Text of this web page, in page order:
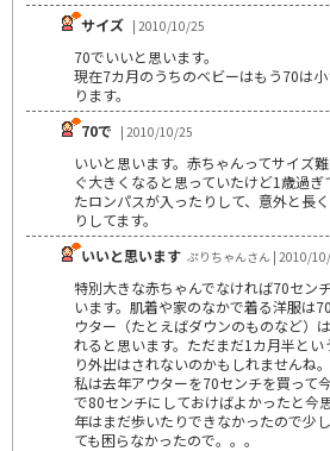
サイズ | 2010/10/25
70でいいと思います。
現在7カ月のうちのベビーはもう70は
ります。
70で | 2010/10/25
いいと思います。赤ちゃんってサイズ
ぐ大きくなると思っていたけど1歳過
たロンパスが入ったりして、意外と長
りしてます。
いいと思います ぷりちゃんさん | 2010/
特別大きな赤ちゃんでなければ70セン
います。肌着や家のなかで着る洋服は
ウター（たとえばダウンのものなど）
れると思います。ただまだ1カ月半と
り外出はされないのかもしれませんね。
私は去年アウターを70センチを買って
で80センチにしておけばよかったと今
年はまだ歩いたりできなかったので少
ても困らなかったので。。。